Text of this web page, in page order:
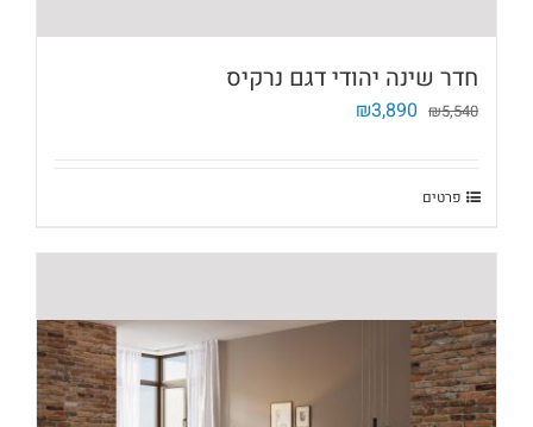
חדר שינה יהודי דגם נרקיס
₪5,540
המחיר₪3,890
פרטים